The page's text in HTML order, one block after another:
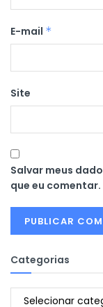
E-mail *
Site
Salvar meus
que eu comentar.
Categorias
Categorias